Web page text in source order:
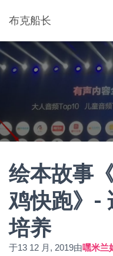
布克船长
绘本故事
鸡快跑》-
培养
于13 12 月, 2019由嘿米兰